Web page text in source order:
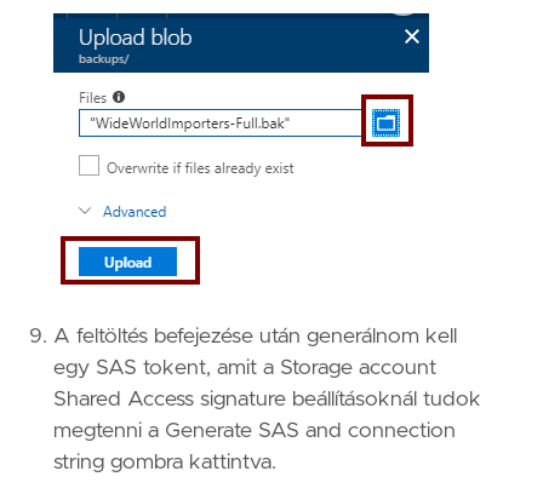
A feltöltés befejezése után generálnom kell
egy SAS tokent, amit a Storage account
Shared Access signature beállításoknál tudok
megtenni a Generate SAS and connection
string gombra kattintva.